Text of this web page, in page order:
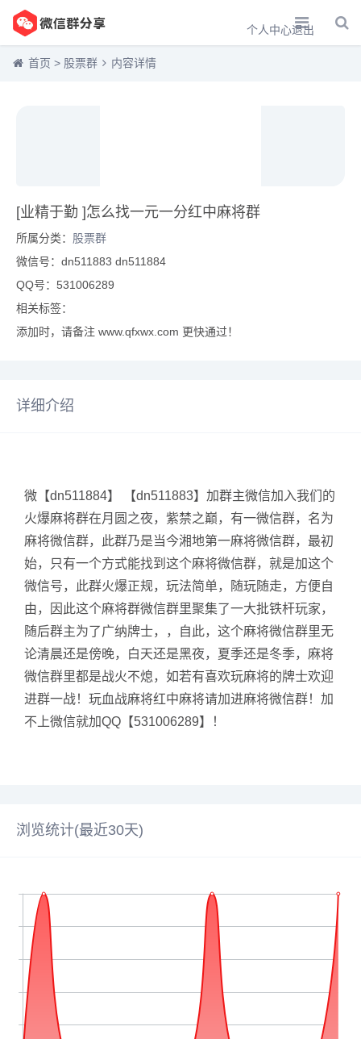
个人中心退出
首页 > 股票群 内容详情
[业精于勤 ]怎么找一元一分红中麻将群
所属分类： 股票群
微信号：dn511883 dn511884
QQ号：531006289
相关标签：
添加时，请备注 www.qfxwx.com 更快通过！
详细介绍
微【dn511884】 【dn511883】加群主微信加入我们的
火爆麻将群在月圆之夜，紫禁之巅，有一微信群，名为
麻将微信群，此群乃是当今湘地第一麻将微信群，最初
始，只有一个方式能找到这个麻将微信群，就是加这个
微信号，此群火爆正规，玩法简单，随玩随走，方便自
由，因此这个麻将群微信群里聚集了一大批铁杆玩家，
随后群主为了广纳牌士，，自此，这个麻将微信群里无
论清晨还是傍晚，白天还是黑夜，夏季还是冬季，麻将
微信群里都是战火不熄，如若有喜欢玩麻将的牌士欢迎
进群一战！玩血战麻将红中麻将请加进麻将微信群！加
不上微信就加QQ【531006289】！
浏览统计(最近30天)